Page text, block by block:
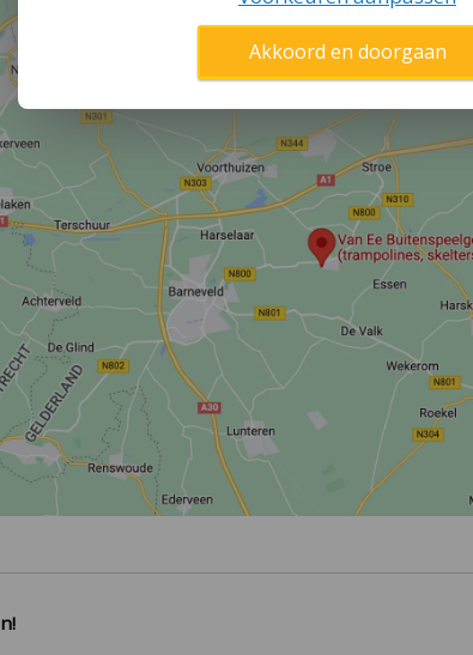
is een losse accessoire die je bij kunt bestellen.
Akkoord en doorgaan